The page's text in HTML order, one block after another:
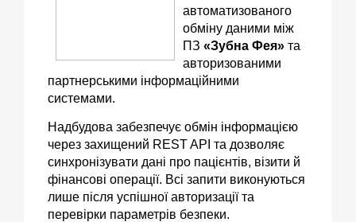
автоматизованого
обміну даними між
ПЗ «Зубна Фея» та
авторизованими
партнерськими інформаційними
системами.
Надбудова забезпечує обмін інформацією
через захищений REST API та дозволяє
синхронізувати дані про пацієнтів, візити й
фінансові операції. Всі запити виконуються
лише після успішної авторизації та
перевірки параметрів безпеки.